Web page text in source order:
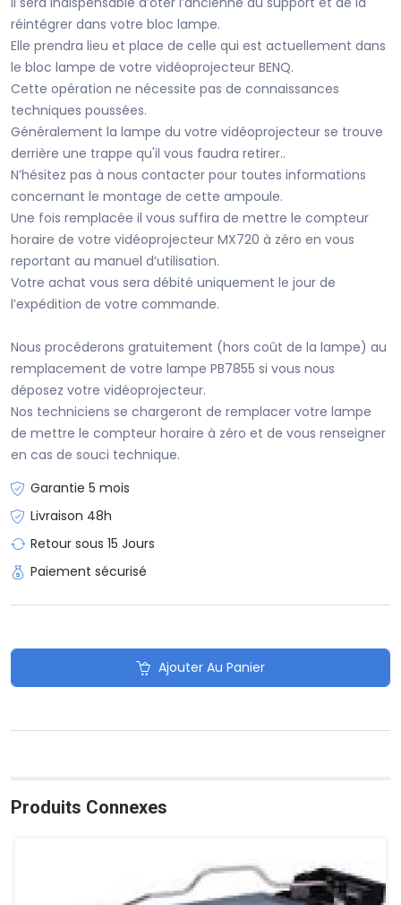
réintégrer dans votre bloc lampe.
Elle prendra lieu et place de celle qui est actuellement dans
le bloc lampe de votre vidéoprojecteur BENQ.
Cette opération ne nécessite pas de connaissances
techniques poussées.
Généralement la lampe du votre vidéoprojecteur se trouve
derrière une trappe qu'il vous faudra retirer..
N’hésitez pas à nous contacter pour toutes informations
concernant le montage de cette ampoule.
Une fois remplacée il vous suffira de mettre le compteur
horaire de votre vidéoprojecteur MX720 à zéro en vous
reportant au manuel d’utilisation.
Votre achat vous sera débité uniquement le jour de
l’expédition de votre commande.
Nous procéderons gratuitement (hors coût de la lampe) au
remplacement de votre lampe PB7855 si vous nous
déposez votre vidéoprojecteur.
Nos techniciens se chargeront de remplacer votre lampe
de mettre le compteur horaire à zéro et de vous renseigner
en cas de souci technique.
Garantie 5 mois
Livraison 48h
Retour sous 15 Jours
Paiement sécurisé
Ajouter Au Panier
Produits Connexes